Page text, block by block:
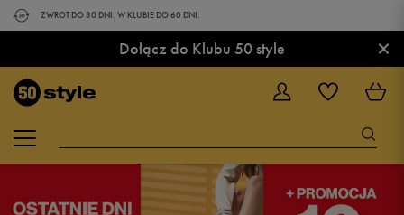
ZWROT DO 30 DNI. W KLUBIE DO 60 DNI.
Dołącz do Klubu 50 style ×